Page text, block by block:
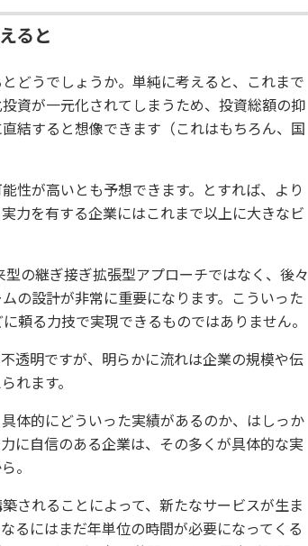
ると
どうでしょうか。単純に考えると、これまで
資が一元化されてしまうため、投資総額の抑
結すると想像できます（これはもちろん、国
性が高いとも予想できます。とすれば、より
力を有する企業にはこれまで以上に大きなビ
の継ぎ接ぎ拡張型アプローチではなく、後々
の設計が非常に重要になります。こういった
頼る力技で実現できるものではありません。
透明ですが、明らかに流れは企業の規模や伝
れます。
体的にどういった実績があるのか、はしっか
に自信のある企業は、その多くが具体的な実
。
されることによって、新たなサービスが生ま
るにはまだ年単位の時間が必要になってくる